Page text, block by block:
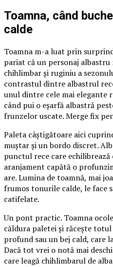
Toamna, când
calde
Toamna m-a luat prin
pariat că un personaj
chihlimbar și ruginiu a
contrastul dintre albastrul
unul dintre cele mai elegante
când pui o eșarfă albastră
frunzelor uscate. Merge fix
Paleta câștigătoare aici
muștar și un bordo discret.
punctul rece care
aranjament capătă o
are. Lumina de toamnă, mai
frumos tonurile calde, le face
catifelate.
Un pont practic. Toamna
căldura paletei și răcește
profund sau un bej cald, care
Dacă tot vrei o notă mai
care leagă chihlimbarul de